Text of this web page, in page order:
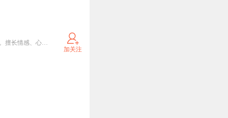
喜玛拉雅独家签约主播，用声音走进你的世界！ 多年从事电台专业主播及幼儿教育工作，声音温暖恬静。擅长情感、心理调节、育儿及文学类书籍。代表作品《经典古诗词赏析》、《名家消闲散文》、《宝贝晚安》、《红楼梦白话文版》等。
加关注